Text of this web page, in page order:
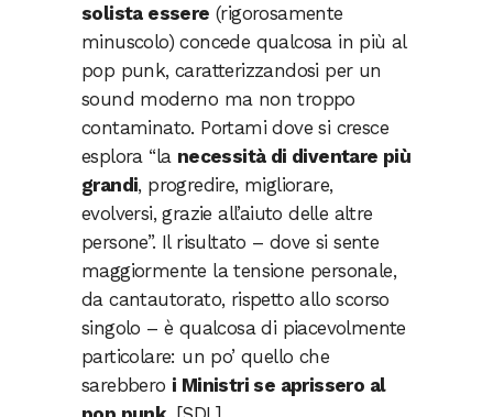
solista essere (rigorosamente
minuscolo) concede qualcosa in più al
pop punk, caratterizzandosi per un
sound moderno ma non troppo
contaminato. Portami dove si cresce
esplora “la necessità di diventare più
grandi, progredire, migliorare,
evolversi, grazie all’aiuto delle altre
persone”. Il risultato – dove si sente
maggiormente la tensione personale,
da cantautorato, rispetto allo scorso
singolo – è qualcosa di piacevolmente
particolare: un po’ quello che
sarebbero i Ministri se aprissero al